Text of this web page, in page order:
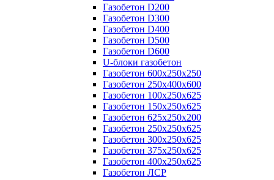
Газобетон D200
Газобетон D300
Газобетон D400
Газобетон D500
Газобетон D600
U-блоки газобетон
Газобетон 600x250x250
Газобетон 250x400x600
Газобетон 100х250х625
Газобетон 150х250х625
Газобетон 625х250х200
Газобетон 250х250х625
Газобетон 300х250х625
Газобетон 375х250х625
Газобетон 400х250х625
Газобетон ЛСР